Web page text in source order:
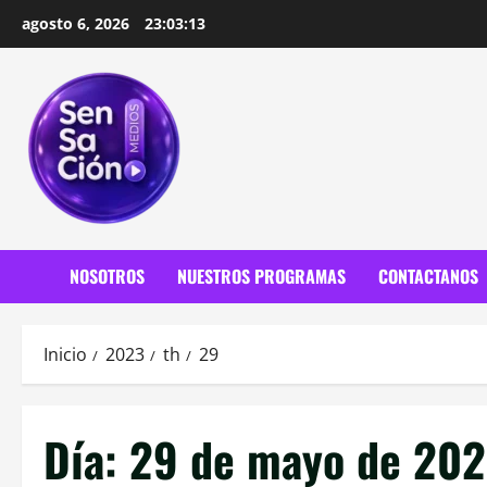
agosto 6, 2026 23:03:14
NOSOTROS NUESTROS PROGRAMAS CONTACTANOS
Inicio 2023 th 29
Día: 29 de mayo de